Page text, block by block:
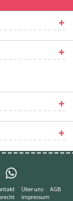
Über uns
AGB
Impressum